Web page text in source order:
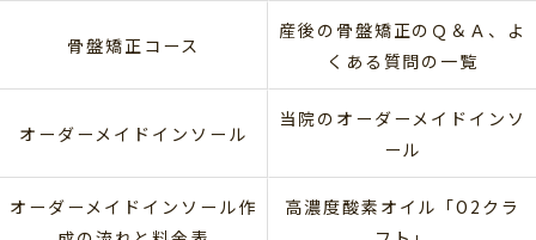
骨盤矯正コース
産後の骨盤矯正のＱ＆Ａ、よ
くある質問の一覧
オーダーメイドインソール
当院のオーダーメイドインソ
ール
オーダーメイドインソール作
高濃度酸素オイル「O2クラ